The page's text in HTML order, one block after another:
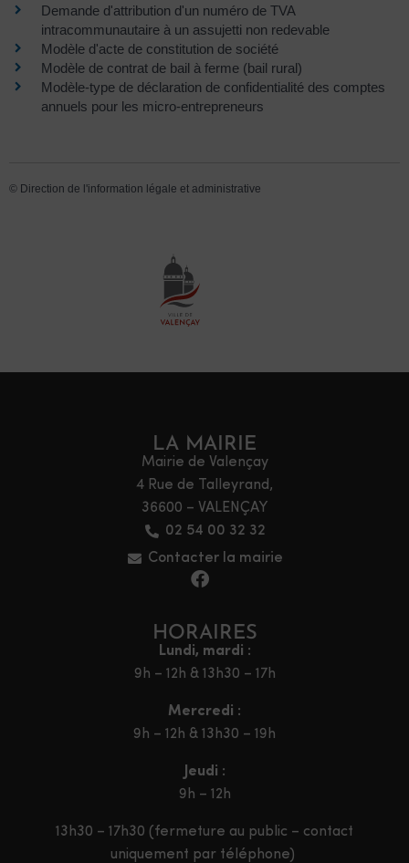
Demande d'attribution d'un numéro de TVA
intracommunautaire à un assujetti non redevable
Modèle d'acte de constitution de société
Modèle de contrat de bail à ferme (bail rural)
Modèle-type de déclaration de confidentialité des comptes
annuels pour les micro-entrepreneurs
© Direction de l'information légale et administrative
LA MAIRIE
Mairie de Valençay
4 Rue de Talleyrand,
36600 – VALENÇAY
02 54 00 32 32
Contacter la mairie
HORAIRES
Lundi, mardi :
9h – 12h & 13h30 – 17h
Mercredi :
9h – 12h & 13h30 – 19h
Jeudi :
9h – 12h
13h30 – 17h30 (fermeture au public – contact
uniquement par téléphone)